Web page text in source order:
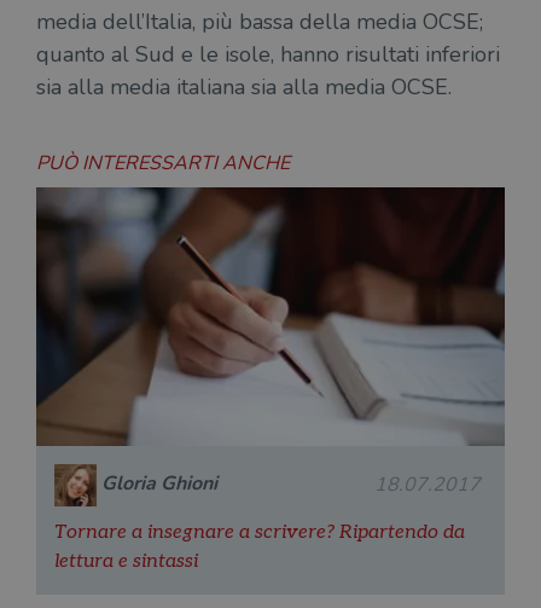
media dell’Italia, più bassa della media OCSE;
quanto al Sud e le isole, hanno risultati inferiori
sia alla media italiana sia alla media OCSE.
PUÒ INTERESSARTI ANCHE
Gloria Ghioni 18.07.2017
Tornare a insegnare a scrivere? Ripartendo da
lettura e sintassi